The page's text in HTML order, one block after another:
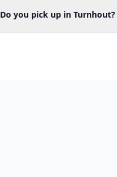
Do you pick up in Turnhout?